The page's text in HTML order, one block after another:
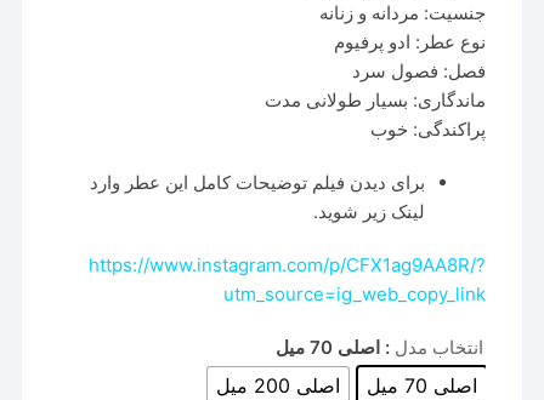
جنسیت: مردانه و زنانه
نوع عطر: ادو پرفیوم
فصل: فصول سرد
ماندگاری: بسیار طولانی مدت
پراکندگی: خوب
برای دیدن فیلم توضیحات کامل این عطر وارد
لینک زیر شوید.
https://www.instagram.com/p/CFX1ag9AA8R/?
utm_source=ig_web_copy_link
انتخاب مدل : اصلی 70 میل
اصلی 70 میل
اصلی 200 میل